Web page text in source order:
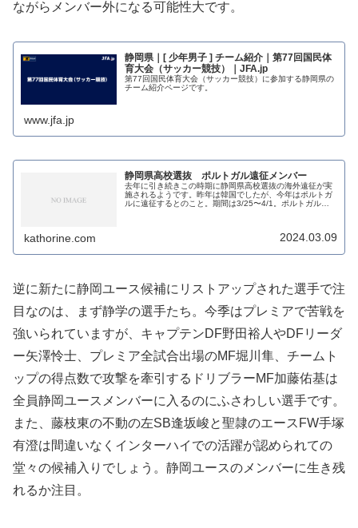
ながらメンバー外になる可能性大です。
静岡県｜[ 少年男子 ] チーム紹介｜第77回国民体
育大会（サッカー競技）｜JFA.jp
第77回国民体育大会（サッカー競技）に参加する静岡県の
チーム紹介ページです。
www.jfa.jp
静岡県高校選抜 ポルトガル遠征メンバー
去年に引き続きこの時期に静岡県高校選抜の海外遠征が実
施されるようです。昨年は韓国でしたが、今年はポルトガ
ルに遠征するとのこと。期間は3/25〜4/1。ポルトガルの
kathorine.com 2024.03.09
逆に新たに静岡ユース候補にリストアップされた選手で注
目なのは、まず静学の選手たち。今季はプレミアで苦戦を
強いられていますが、キャプテンDF野田裕人やDFリーダ
ー矢澤怜士、プレミア全試合出場のMF堀川隼、チームト
ップの得点数で攻撃を牽引するドリブラーMF加藤佑基は
全員静岡ユースメンバーに入るのにふさわしい選手です。
また、藤枝東の不動の左SB逢坂峻と聖隷のエースFW手塚
有澄は間違いなくインターハイでの活躍が認められての
堂々の候補入りでしょう。静岡ユースのメンバーに生き残
れるか注目。